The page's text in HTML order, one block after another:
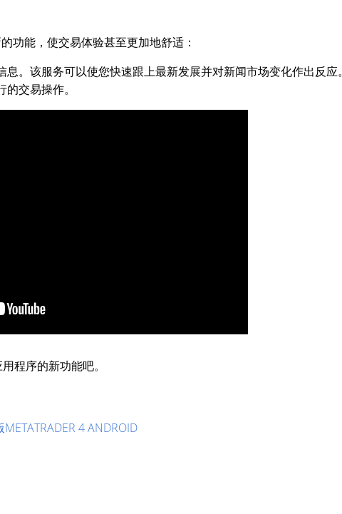
功能，使交易体验甚至更加地舒适：
。该服务可以使您快速跟上最新发展并对新闻市场变化作出反应。
交易操作。
程序的新功能吧。
4 ANDROID